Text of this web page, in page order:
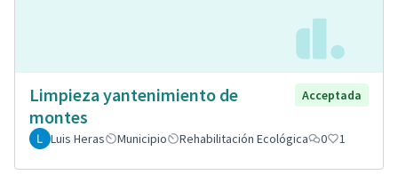
Limpieza yantenimiento de
montes
Acceptada
Luis Heras Municipio Rehabilitación Ecológica 0 1